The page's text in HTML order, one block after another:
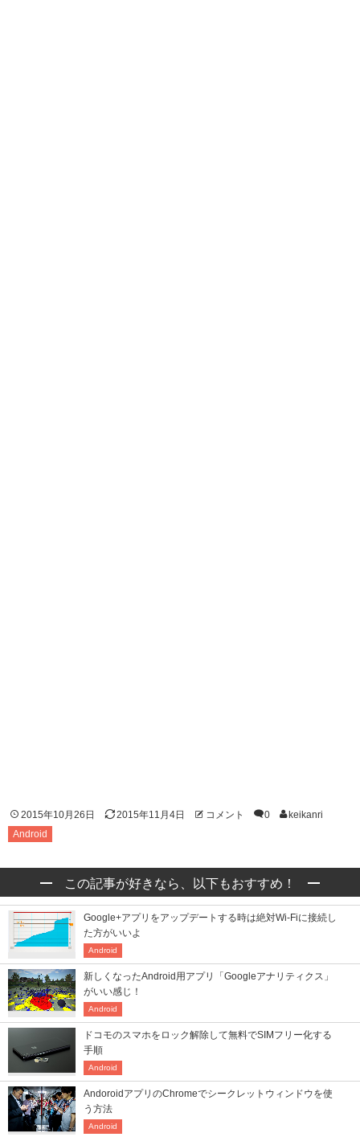
2015年10月26日 2015年11月4日 コメント 0
keikanri
Android
この記事が好きなら、以下もおすすめ！
Google+アプリをアップデートする時は絶対Wi-Fiに接続し
た方がいいよ
Android
新しくなったAndroid用アプリ「Googleアナリティクス」
がいい感じ！
Android
ドコモのスマホをロック解除して無料でSIMフリー化する
手順
Android
AndoroidアプリのChromeでシークレットウィンドウを使
う方法
Android